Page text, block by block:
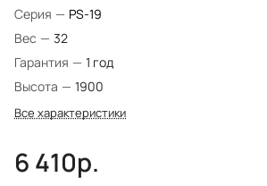
Серия — PS-19
Вес — 32
Гарантия — 1 год
Высота — 1900
Все характеристики
6 410р.